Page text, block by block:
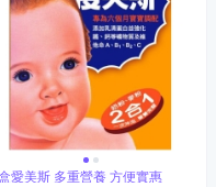
愛美斯 多重營養 方便實惠